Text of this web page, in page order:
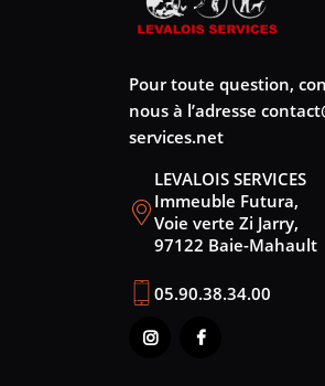
Pour toute question,
nous à l’adresse
services.net
LEVALOIS SERVICES
Immeuble Futura,
Voie verte Zi Jarry,
97122 Baie-Mahault
05.90.38.34.00